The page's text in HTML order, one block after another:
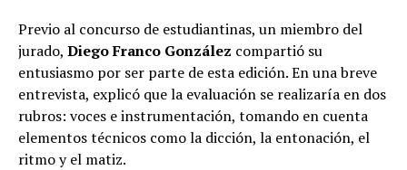
Previo al concurso de estudiantinas, un miembro del
jurado, Diego Franco González compartió su
entusiasmo por ser parte de esta edición. En una breve
entrevista, explicó que la evaluación se realizaría en dos
rubros: voces e instrumentación, tomando en cuenta
elementos técnicos como la dicción, la entonación, el
ritmo y el matiz.